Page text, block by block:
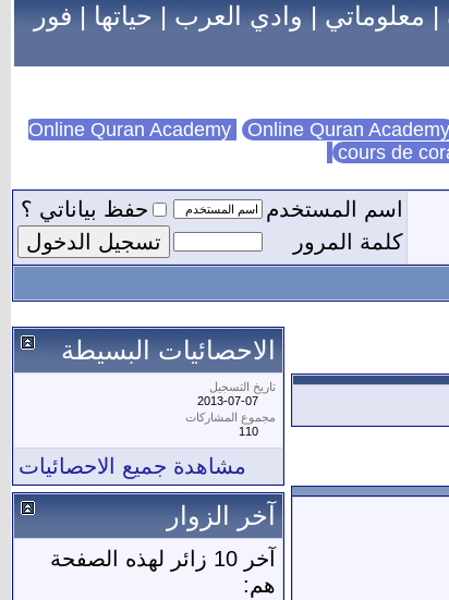
|معلوماتي|وادي العرب|حياتها|فور
Online Quran
cours de
اسم المستخدم
حفظ بياناتي ؟
كلمة المرور
الاحصائيات البسيطة
تاريخ التسجيل
2013-07-07
مجموع المشاركات
110
مشاهدة جميع الاحصائيات
آخر الزوار
آخر 10 زائر لهذه الصفحة
هم: